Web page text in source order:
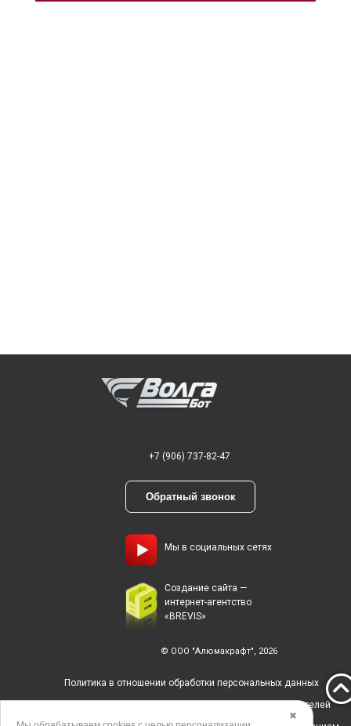
+7 (906) 737-82-47
Обратный звонок
Мы в социальных сетях
Создание сайта —
интернет-агентство
«BREVIS»
© ООО "Алюмакрафт", 2026
Политика в отношении обработки персональных данных
Согласие на обработку персональных данных пользователей
✖